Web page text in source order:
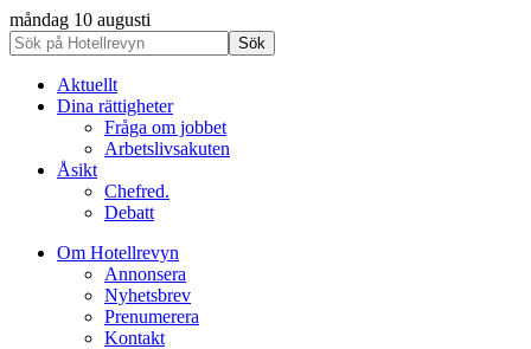
måndag 10 augusti
Aktuellt
Dina rättigheter
Fråga om jobbet
Arbetslivsakuten
Åsikt
Chefred.
Debatt
Om Hotellrevyn
Annonsera
Nyhetsbrev
Prenumerera
Kontakt